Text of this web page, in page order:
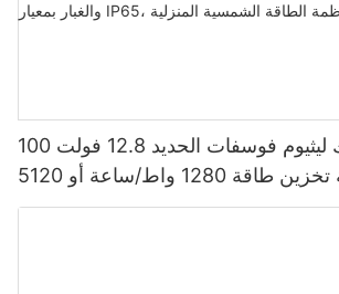
بطارية فوكستك ليثيوم فوسفات الحديد 12.8 فولت 100
أمبير/ساعة، سعة تخزين طاقة 1280 واط/ساعة أو 5120
واط/ساعة، مقاومة للماء والغبار بمعيار IP65، مناسبة